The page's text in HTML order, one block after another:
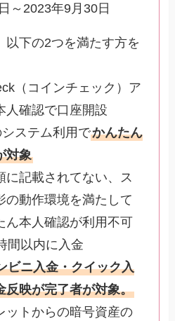
～2023年9月30日
以下の2つを満たす方を
（コインチェック）ア
人確認で口座開設
ステム利用でかんたん
対象
に記載されてない、ス
の動作環境を満たして
ん本人確認が利用不可
間以内に入金
ビニ入金・クイック入
反映が完了者が対象。
ットからの暗号資産の